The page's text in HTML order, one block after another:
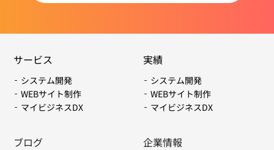
サービス
システム開発
WEBサイト制作
マイビジネスDX
実績
システム開発
WEBサイト制作
マイビジネスDX
ブログ 企業情報